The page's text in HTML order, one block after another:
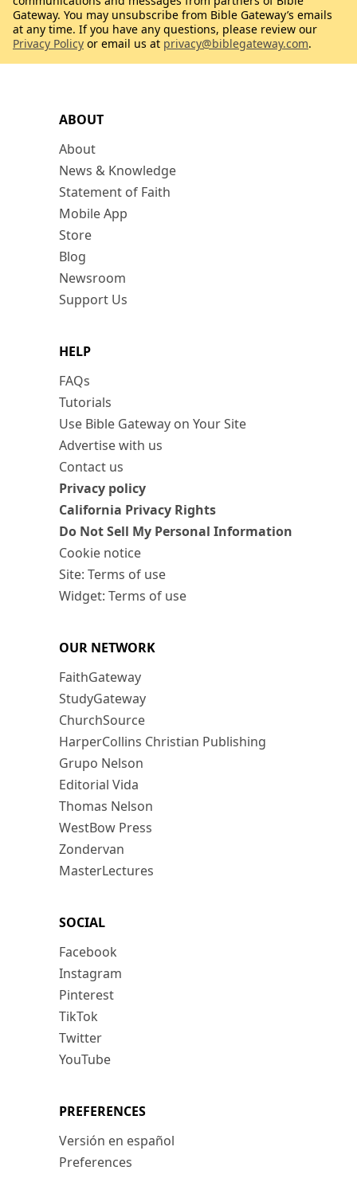
ABOUT
About
News & Knowledge
Statement of Faith
Mobile App
Store
Blog
Newsroom
Support Us
HELP
FAQs
Tutorials
Use Bible Gateway on Your Site
Advertise with us
Contact us
Privacy policy
California Privacy Rights
Do Not Sell My Personal Information
Cookie notice
Site: Terms of use
Widget: Terms of use
OUR NETWORK
FaithGateway
StudyGateway
ChurchSource
HarperCollins Christian Publishing
Grupo Nelson
Editorial Vida
Thomas Nelson
WestBow Press
Zondervan
MasterLectures
SOCIAL
Facebook
Instagram
Pinterest
TikTok
Twitter
YouTube
PREFERENCES
Versión en español
Preferences
Gateway. You may unsubscribe from Bible Gateway’s emails
at any time. If you have any questions, please review our
Privacy Policy or email us at privacy@biblegateway.com.